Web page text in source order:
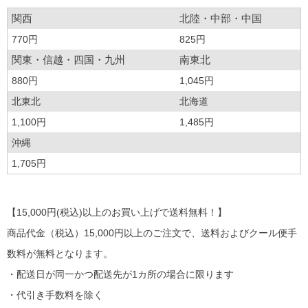
関西 北陸・中部・中国
770円 825円
関東・信越・四国・九州 南東北
880円
1,045円
北東北
北海道
1,100円
1,485円
沖縄
1,705円
【15,000円(税込)以上のお買い上げで送料無料！】
商品代金（税込）15,000円以上のご注文で、送料およびクール便手
数料が無料となります。
・配送日が同一かつ配送先が1カ所の場合に限ります
・代引き手数料を除く